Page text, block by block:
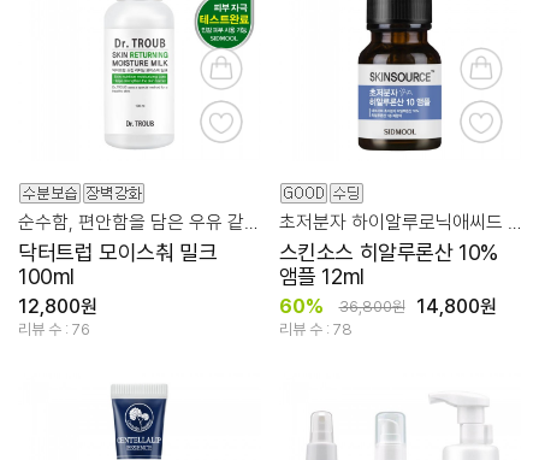
닥터트럽 모이스춰 밀크
100ml
12,800원
리뷰 수 : 76
스킨소스 히알루론산 10%
앰플 12ml
60% 36,800원 14,800원
리뷰 수 : 78